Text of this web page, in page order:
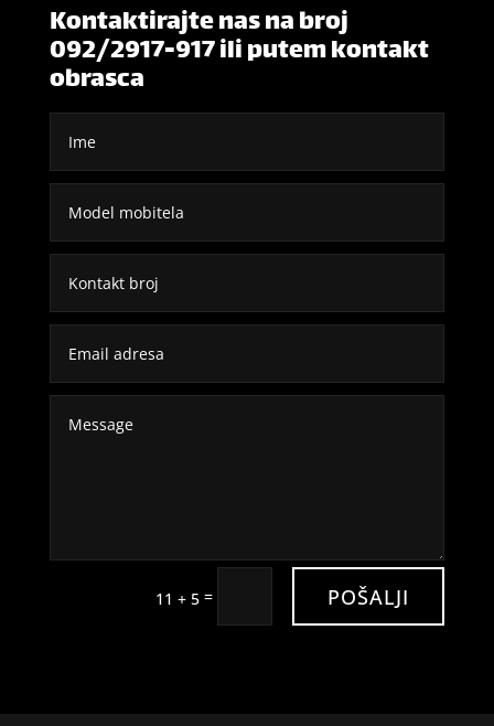
Kontaktirajte nas na broj
092/2917-917 ili putem kontakt
obrasca
11 + 5 = POŠALJI